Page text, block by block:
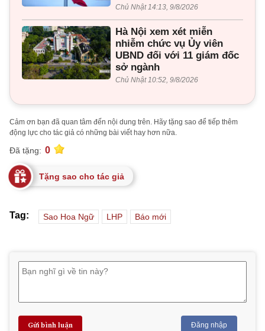
Chủ Nhật 14:13, 9/8/2026
Hà Nội xem xét miễn
nhiễm chức vụ Ủy viên
UBND đối với 11 giám đốc
sở ngành
Chủ Nhật 10:52, 9/8/2026
Cảm ơn bạn đã quan tâm đến nội dung trên. Hãy tặng sao để tiếp thêm
động lực cho tác giả có những bài viết hay hơn nữa.
Đã tặng: 0
Tặng sao cho tác giả
Tag: Sao Hoa Ngữ LHP Báo mới
Gửi bình luận Đăng nhập